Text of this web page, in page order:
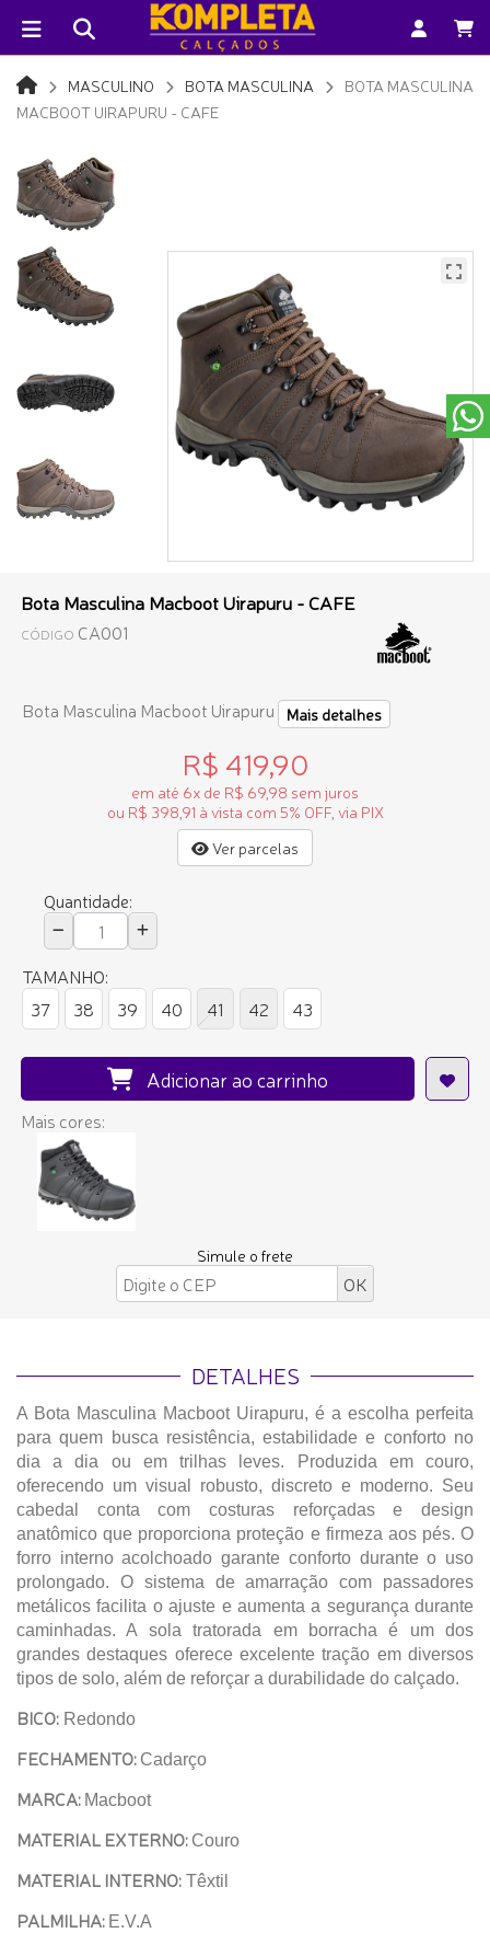
MASCULINO BOTA MASCULINA
BOTA MASCULINA
MACBOOT UIRAPURU - CAFE
Bota Masculina Macboot Uirapuru - CAFE
CÓDIGO CA001
Bota Masculina Macboot Uirapuru Mais detalhes
R$ 419,90
em até 6x de R$ 69,98 sem juros
ou R$ 398,91 à vista com 5% OFF, via PIX
Ver parcelas
Quantidade:
TAMANHO:
37
38 39 40 41 42 43
Adicionar ao carrinho
Mais cores:
Simule o frete
DETALHES
A Bota Masculina Macboot Uirapuru, é a escolha perfeita
para quem busca resistência, estabilidade e conforto no
dia a dia ou em trilhas leves. Produzida em couro,
oferecendo um visual robusto, discreto e moderno. Seu
cabedal conta com costuras reforçadas e design
anatômico que proporciona proteção e firmeza aos pés. O
forro interno acolchoado garante conforto durante o uso
prolongado. O sistema de amarração com passadores
metálicos facilita o ajuste e aumenta a segurança durante
caminhadas. A sola tratorada em borracha é um dos
grandes destaques oferece excelente tração em diversos
tipos de solo, além de reforçar a durabilidade do calçado.
BICO: Redondo
FECHAMENTO: Cadarço
MARCA: Macboot
MATERIAL EXTERNO: Couro
MATERIAL INTERNO: Têxtil
PALMILHA: E.V.A